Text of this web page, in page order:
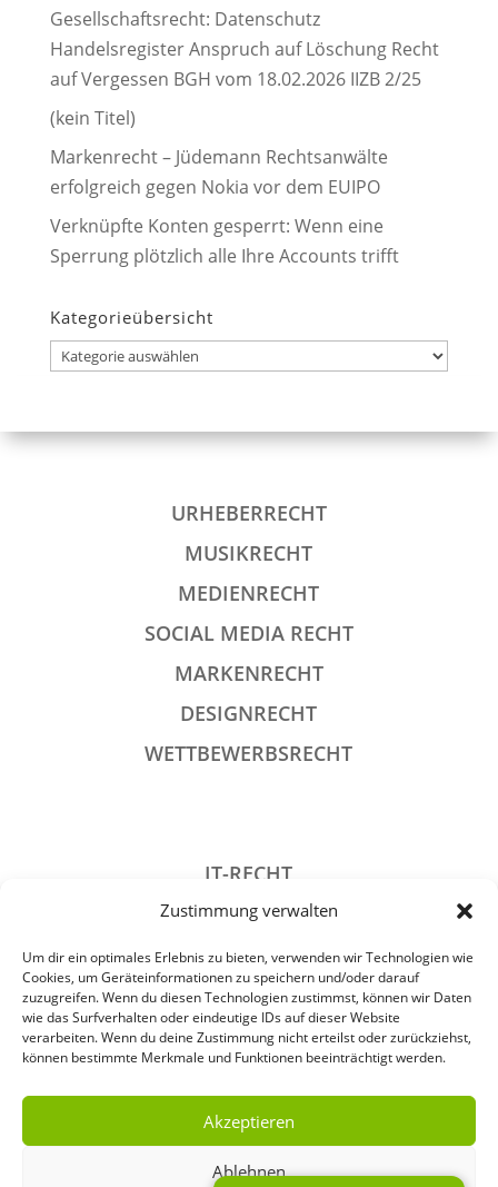
Zustimmung verwalten
Um dir ein optimales Erlebnis zu bieten, verwenden wir Technologien wie
Cookies, um Geräteinformationen zu speichern und/oder darauf
zuzugreifen. Wenn du diesen Technologien zustimmst, können wir Daten
wie das Surfverhalten oder eindeutige IDs auf dieser Website
verarbeiten. Wenn du deine Zustimmung nicht erteilst oder zurückziehst,
können bestimmte Merkmale und Funktionen beeinträchtigt werden.
Akzeptieren
Ablehnen
Gesellschaftsrecht: Datenschutz
Handelsregister Anspruch auf Löschung Recht
auf Vergessen BGH vom 18.02.2026 IIZB 2/25
(kein Titel)
Markenrecht – Jüdemann Rechtsanwälte
erfolgreich gegen Nokia vor dem EUIPO
Verknüpfte Konten gesperrt: Wenn eine
Sperrung plötzlich alle Ihre Accounts trifft
Kategorieübersicht
Kategorieübersicht
URHEBERRECHT
MUSIKRECHT
MEDIENRECHT
SOCIAL MEDIA RECHT
MARKENRECHT
DESIGNRECHT
WETTBEWERBSRECHT
IT-RECHT
DATENSCHUTZRECHT
STRAFRECHT
GESELLSCHAFTSRECHT
VERANSTALTUNGSRECHT